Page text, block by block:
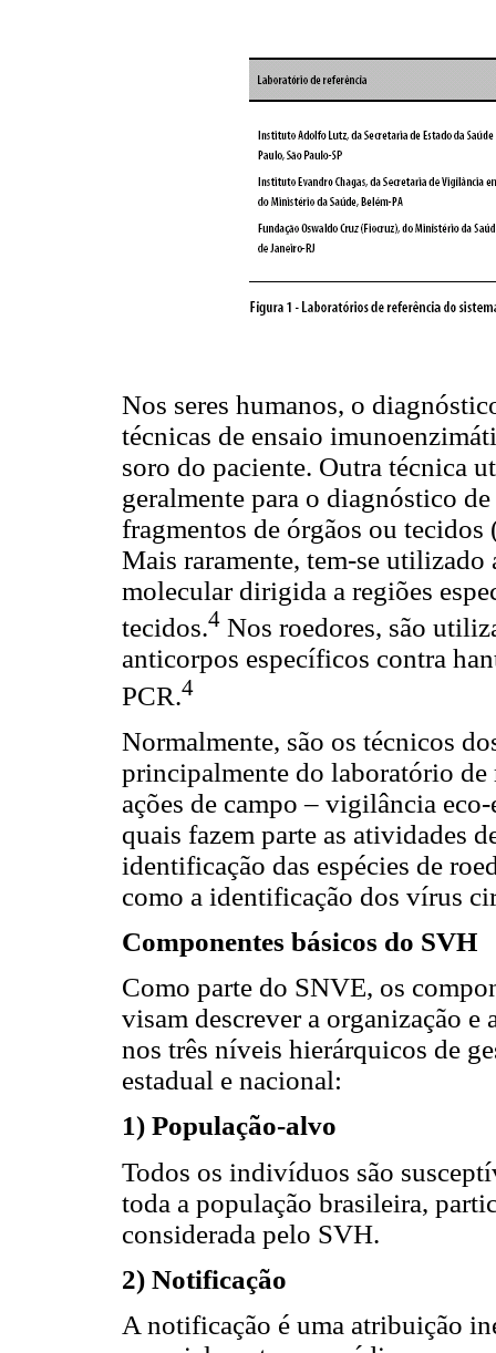
Nos seres humanos, o
técnicas de ensaio
soro do paciente. Outra técnica
geralmente para o diagnóstico
fragmentos de órgãos ou
Mais raramente, tem-se
molecular dirigida a regiões
tecidos.4 Nos roedores, são
anticorpos específicos contra
PCR.4
Normalmente, são os técnicos
principalmente do laboratório de
ações de campo – vigilância
quais fazem parte as atividades
identificação das espécies de
como a identificação dos vírus
Componentes básicos do SVH
Como parte do SNVE, os
visam descrever a organização e
nos três níveis hierárquicos de
estadual e nacional:
1) População-alvo
Todos os indivíduos são
toda a população brasileira,
considerada pelo SVH.
2) Notificação
A notificação é uma atribuição